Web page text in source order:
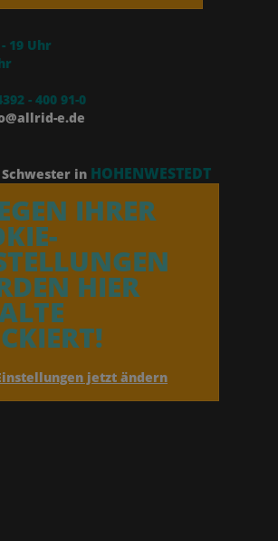
19 Uhr
- 400 91-0
e.de
in HOHENWESTEDT
IHRER
HIER
jetzt ändern